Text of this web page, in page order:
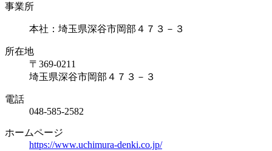
事業所
本社：埼玉県深谷市岡部４７３－３
所在地
〒369-0211
埼玉県深谷市岡部４７３－３
電話
048-585-2582
ホームページ
https://www.uchimura-denki.co.jp/